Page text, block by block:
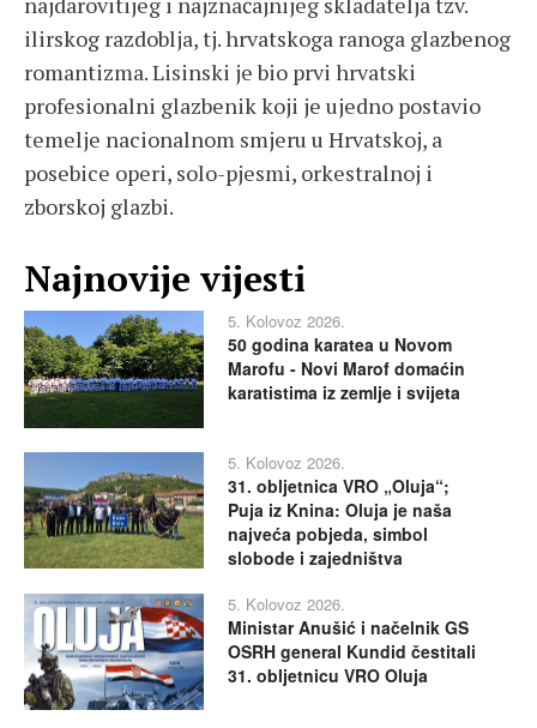
ilirskog razdoblja, tj. hrvatskoga ranoga glazbenog
romantizma. Lisinski je bio prvi hrvatski
profesionalni glazbenik koji je ujedno postavio
temelje nacionalnom smjeru u Hrvatskoj, a
posebice operi, solo-pjesmi, orkestralnoj i
zborskoj glazbi.
Najnovije vijesti
5. Kolovoz 2026.
50 godina karatea u Novom
Marofu - Novi Marof domaćin
karatistima iz zemlje i svijeta
5. Kolovoz 2026.
31. obljetnica VRO „Oluja“;
Puja iz Knina: Oluja je naša
najveća pobjeda, simbol
slobode i zajedništva
5. Kolovoz 2026.
Ministar Anušić i načelnik GS
OSRH general Kundid čestitali
31. obljetnicu VRO Oluja